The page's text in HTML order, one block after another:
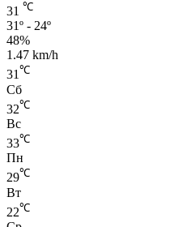
31 ℃
31º - 24º
48%
1.47 km/h
31℃
Сб
32℃
Вс
33℃
Пн
29℃
Вт
22℃